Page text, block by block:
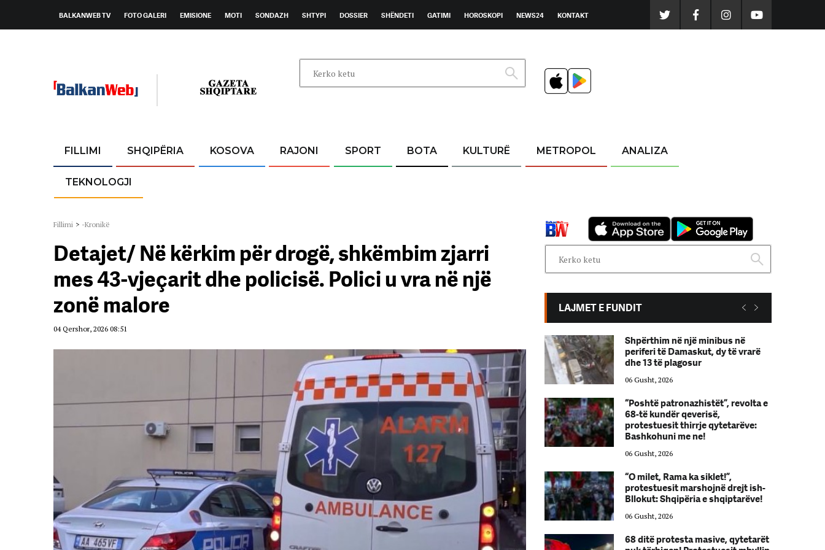
BALKANWEB TV FOTO GALERI EMISIONE MOTI SONDAZH SHTYPI DOSSIER SHËNDETI GATIMI HOROSKOPI NEWS24 KONTAKT
FILLIMI SHQIPËRIA KOSOVA RAJONI SPORT BOTA KULTURË METROPOL ANALIZA
TEKNOLOGJI
Fillimi > -Kronikë
Detajet/ Në kërkim për drogë, shkëmbim zjarri
mes 43-vjeçarit dhe policisë. Polici u vra në një
zonë malore
04 Qershor, 2026 08:51
LAJMET E FUNDIT
periferi të Damaskut, dy të vrarë
dhe 13 të plagosur
06 Gusht, 2026
“Poshtë patronazhistët”, revolta e
68-të kundër qeverisë,
protestuesit thirrje qytetarëve:
Bashkohuni me ne!
06 Gusht, 2026
“O milet, Rama ka siklet!”,
protestuesit marshojnë drejt ish-
Bllokut: Shqipëria e shqiptarëve!
06 Gusht, 2026
68 ditë protesta masive, qytetarët
Shpërthim në një minibus në
periferi të Damaskut, dy të vrarë
dhe 13 të plagosur
06 Gusht, 2026
“Poshtë patronazhistët”, revolta e
68-të kundër qeverisë,
protestuesit thirrje qytetarëve:
Bashkohuni me ne!
06 Gusht, 2026
“O milet, Rama ka siklet!”,
protestuesit marshojnë drejt ish-
Bllokut: Shqipëria e shqiptarëve!
06 Gusht, 2026
68 ditë protesta masive, qytetarët